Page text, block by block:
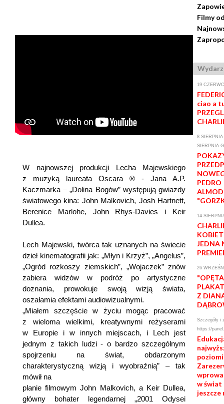
W najnowszej produkcji Lecha Majewskiego
z muzyką laureata Oscara ® - Jana A.P.
Kaczmarka – „Dolina Bogów” występują gwiazdy
światowego kina: John Malkovich, Josh Hartnett,
Berenice Marlohe, John Rhys-Davies i Keir
Dullea.
Lech Majewski, twórca tak uznanych na świecie
dzieł kinematografii jak: „Młyn i Krzyż”, „Angelus”,
„Ogród rozkoszy ziemskich”, „Wojaczek” znów
zabiera widzów w podróż po artystyczne
doznania, prowokuje swoją wizją świata,
oszałamia efektami audiowizualnymi.
„Miałem szczęście w życiu mogąc pracować
z wieloma wielkimi, kreatywnymi reżyserami
w Europie i w innych miejscach, i Lech jest
jednym z takich ludzi - o bardzo szczególnym
spojrzeniu na świat, obdarzonym
charakterystyczną wizją i wyobraźnią” – tak
mówił na
planie filmowym John Malkovich, a Keir Dullea,
główny bohater legendarnej „2001 Odysei
Filmy
19
ciao a
8
SIERPNIA
PEDRO
14
JEDNA
26
Z
Szczegóły i
https://
w świat
jeszcze